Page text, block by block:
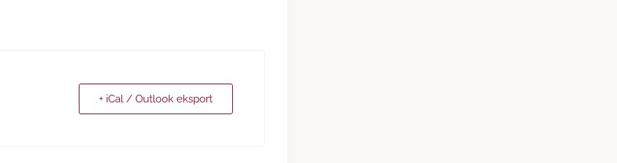
+ iCal / Outlook eksport